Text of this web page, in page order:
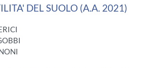
DEL SUOLO (A.A. 2021)